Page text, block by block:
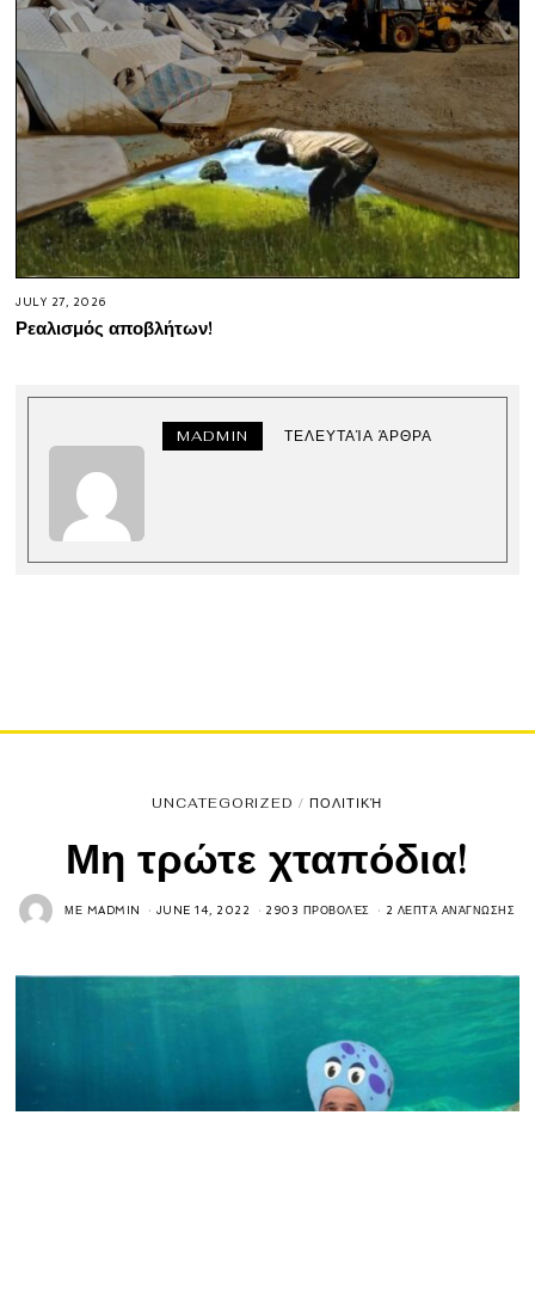
JULY 27, 2026
Ρεαλισμός αποβλήτων!
MADMIN ΤΕΛΕΥΤΑΊΑ ΆΡΘΡΑ
UNCATEGORIZED / ΠΟΛΙΤΙΚΉ
Μη τρώτε χταπόδια!
ΜΕ MADMIN JUNE 14, 2022 2903 ΠΡΟΒΟΛΈΣ 2 ΛΕΠΤΆ ΑΝΆΓΝΩΣΗΣ